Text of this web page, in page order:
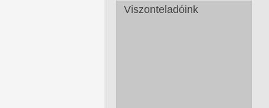
Viszonteladóink